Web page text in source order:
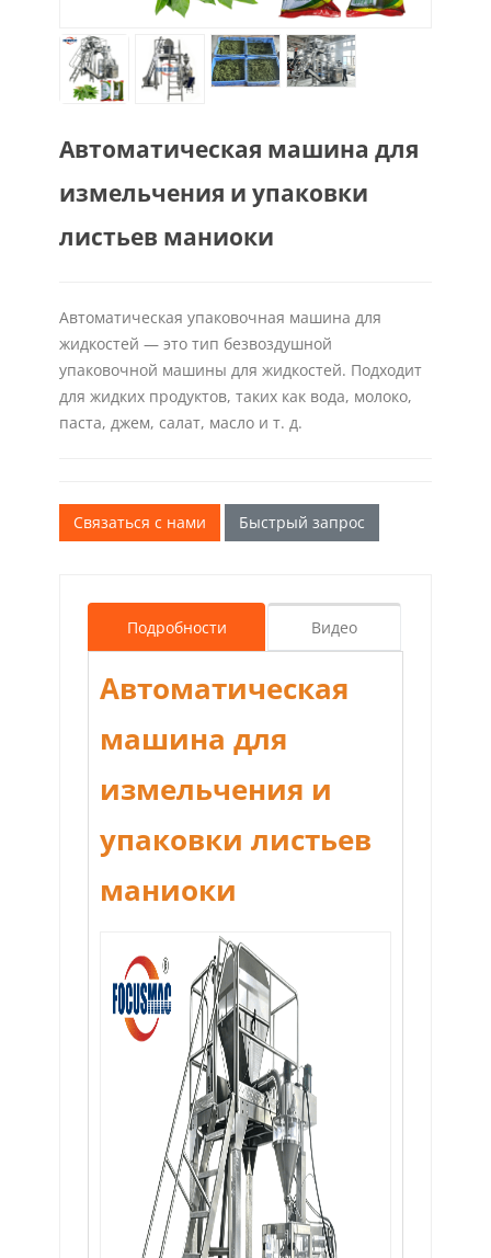
Автоматическая машина для
измельчения и упаковки
листьев маниоки
Автоматическая упаковочная машина для
жидкостей — это тип безвоздушной
упаковочной машины для жидкостей. Подходит
для жидких продуктов, таких как вода, молоко,
паста, джем, салат, масло и т. д.
Связаться с нами Быстрый запрос
Подробности Видео
Автоматическая
машина для
измельчения и
упаковки листьев
маниоки